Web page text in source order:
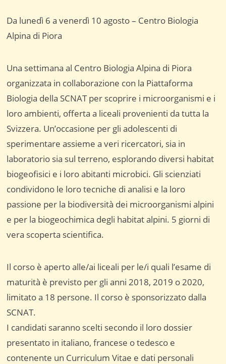
Da lunedì 6 a venerdì 10 agosto – Centro Biologia
Alpina di Piora
Una settimana al Centro Biologia Alpina di Piora
organizzata in collaborazione con la Piattaforma
Biologia della SCNAT per scoprire i microorganismi e i
loro ambienti, offerta a liceali provenienti da tutta la
Svizzera. Un’occasione per gli adolescenti di
sperimentare assieme a veri ricercatori, sia in
laboratorio sia sul terreno, esplorando diversi habitat
biogeofisici e i loro abitanti microbici. Gli scienziati
condividono le loro tecniche di analisi e la loro
passione per la biodiversità dei microorganismi alpini
e per la biogeochimica degli habitat alpini. 5 giorni di
vera scoperta scientifica.
Il corso è aperto alle/ai liceali per le/i quali l’esame di
maturità è previsto per gli anni 2018, 2019 o 2020,
limitato a 18 persone. Il corso è sponsorizzato dalla
SCNAT.
I candidati saranno scelti secondo il loro dossier
presentato in italiano, francese o tedesco e
contenente un Curriculum Vitae e dati personali